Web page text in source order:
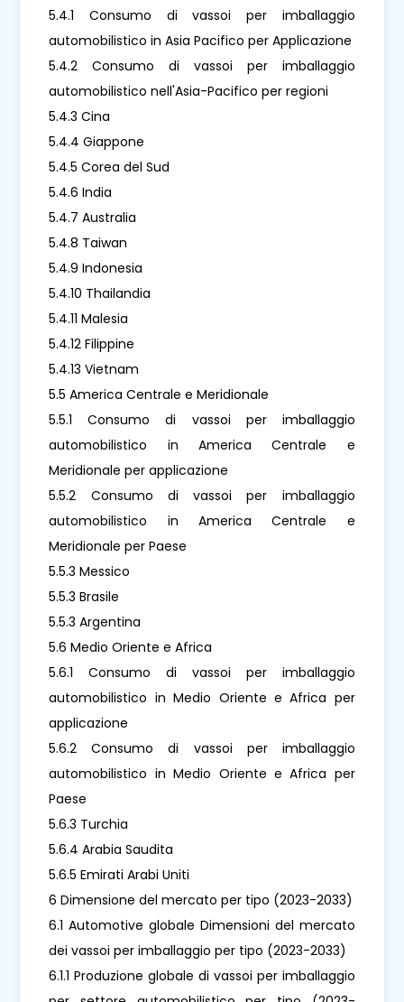
5.4.1 Consumo di vassoi per imballaggio
automobilistico in Asia Pacifico per Applicazione
5.4.2 Consumo di vassoi per imballaggio
automobilistico nell'Asia-Pacifico per regioni
5.4.3 Cina
5.4.4 Giappone
5.4.5 Corea del Sud
5.4.6 India
5.4.7 Australia
5.4.8 Taiwan
5.4.9 Indonesia
5.4.10 Thailandia
5.4.11 Malesia
5.4.12 Filippine
5.4.13 Vietnam
5.5 America Centrale e Meridionale
5.5.1 Consumo di vassoi per imballaggio
automobilistico in America Centrale e
Meridionale per applicazione
5.5.2 Consumo di vassoi per imballaggio
automobilistico in America Centrale e
Meridionale per Paese
5.5.3 Messico
5.5.3 Brasile
5.5.3 Argentina
5.6 Medio Oriente e Africa
5.6.1 Consumo di vassoi per imballaggio
automobilistico in Medio Oriente e Africa per
applicazione
5.6.2 Consumo di vassoi per imballaggio
automobilistico in Medio Oriente e Africa per
Paese
5.6.3 Turchia
5.6.4 Arabia Saudita
5.6.5 Emirati Arabi Uniti
6 Dimensione del mercato per tipo (2023-2033)
6.1 Automotive globale Dimensioni del mercato
dei vassoi per imballaggio per tipo (2023-2033)
6.1.1 Produzione globale di vassoi per imballaggio